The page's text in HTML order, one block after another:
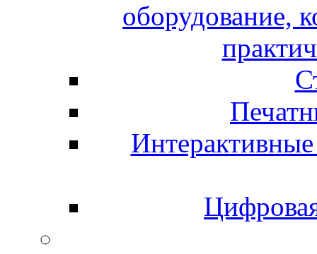
оборудование,